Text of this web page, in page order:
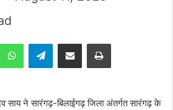
WhatsAppTelegramShare via Email Print
साय ने सारंगढ़-बिलाईगढ़ जिला अंतर्गत सारंगढ़ के